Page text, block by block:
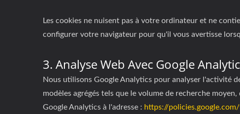
Les cookies ne nuisent pas à votre ordinateur et ne
configurer votre navigateur pour qu'il vous avertisse
3. Analyse Web Avec Google
Nous utilisons Google Analytics pour analyser l'activité
modèles agrégés tels que le volume de recherche
Google Analytics à l'adresse : https://